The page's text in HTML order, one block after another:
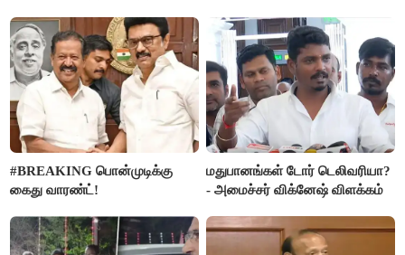
#BREAKING பொன்முடிக்கு
கைது வாரண்ட்!
மதுபானங்கள் டோர் டெலிவரியா?
- அமைச்சர் விக்னேஷ் விளக்கம்